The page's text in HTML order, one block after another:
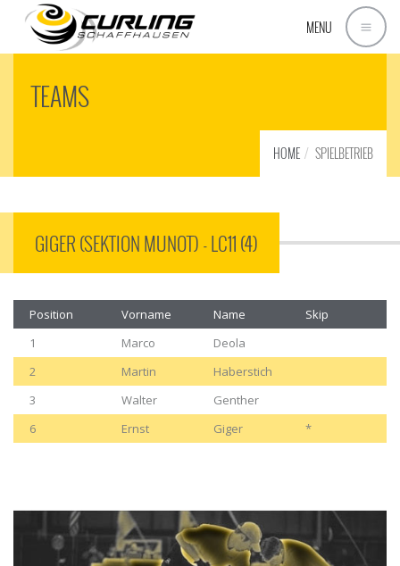
MENU
TEAMS
HOME SPIELBETRIEB
GIGER (SEKTION MUNOT) - LC11 (4)
Position Vorname Name
Skip
1
Marco
Deola
2
Martin
Haberstich
3
Walter
Genther
6
Ernst Giger *